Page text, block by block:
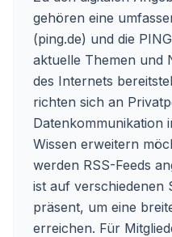
gehören eine
(ping.de) und die
aktuelle Themen und
des Internets
richten sich an
Datenkommunikation
Wissen erweitern
werden RSS-Feeds
ist auf verschiedenen
präsent, um eine
erreichen. Für